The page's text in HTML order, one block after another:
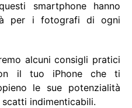
smartphone hanno
per i fotografi di ogni
alcuni consigli pratici
il tuo iPhone che ti
le sue potenzialità
indimenticabili.